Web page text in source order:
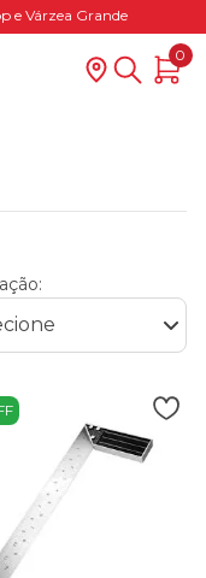
e Várzea Grande
0